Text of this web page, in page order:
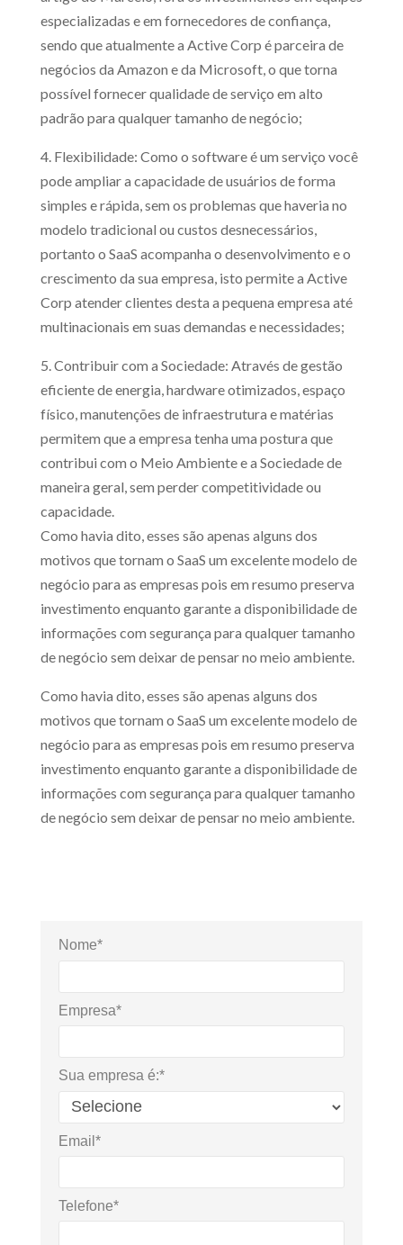
especializadas e em fornecedores de confiança,
sendo que atualmente a Active Corp é parceira de
negócios da Amazon e da Microsoft, o que torna
possível fornecer qualidade de serviço em alto
padrão para qualquer tamanho de negócio;
4. Flexibilidade: Como o software é um serviço você
pode ampliar a capacidade de usuários de forma
simples e rápida, sem os problemas que haveria no
modelo tradicional ou custos desnecessários,
portanto o SaaS acompanha o desenvolvimento e o
crescimento da sua empresa, isto permite a Active
Corp atender clientes desta a pequena empresa até
multinacionais em suas demandas e necessidades;
5. Contribuir com a Sociedade: Através de gestão
eficiente de energia, hardware otimizados, espaço
físico, manutenções de infraestrutura e matérias
permitem que a empresa tenha uma postura que
contribui com o Meio Ambiente e a Sociedade de
maneira geral, sem perder competitividade ou
capacidade.
Como havia dito, esses são apenas alguns dos
motivos que tornam o SaaS um excelente modelo de
negócio para as empresas pois em resumo preserva
investimento enquanto garante a disponibilidade de
informações com segurança para qualquer tamanho
de negócio sem deixar de pensar no meio ambiente.
Como havia dito, esses são apenas alguns dos
motivos que tornam o SaaS um excelente modelo de
negócio para as empresas pois em resumo preserva
investimento enquanto garante a disponibilidade de
informações com segurança para qualquer tamanho
de negócio sem deixar de pensar no meio ambiente.
Nome*
Empresa*
Sua empresa é:*
Email*
Telefone*